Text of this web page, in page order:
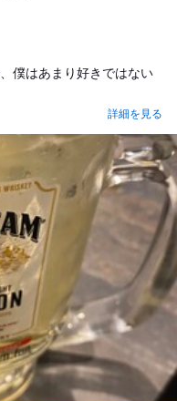
僕はあまり好きではない
詳細を見る